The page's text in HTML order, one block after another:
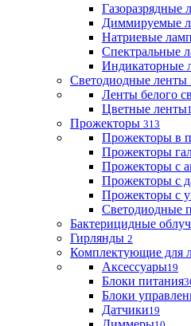
Газоразрядные
Диммируемые
Натриевые
Спектральные
Индикаторные
Светодиодные ленты
Ленты белого
Цветные ленты
Прожекторы 313
Прожекторы в
Прожекторы
Прожекторы с
Прожекторы с
Прожекторы с
Светодиодные
Бактерицидные
Гирлянды 2
Комплектующие для
Аксессуары19
Блоки питания
Блоки
Датчики19